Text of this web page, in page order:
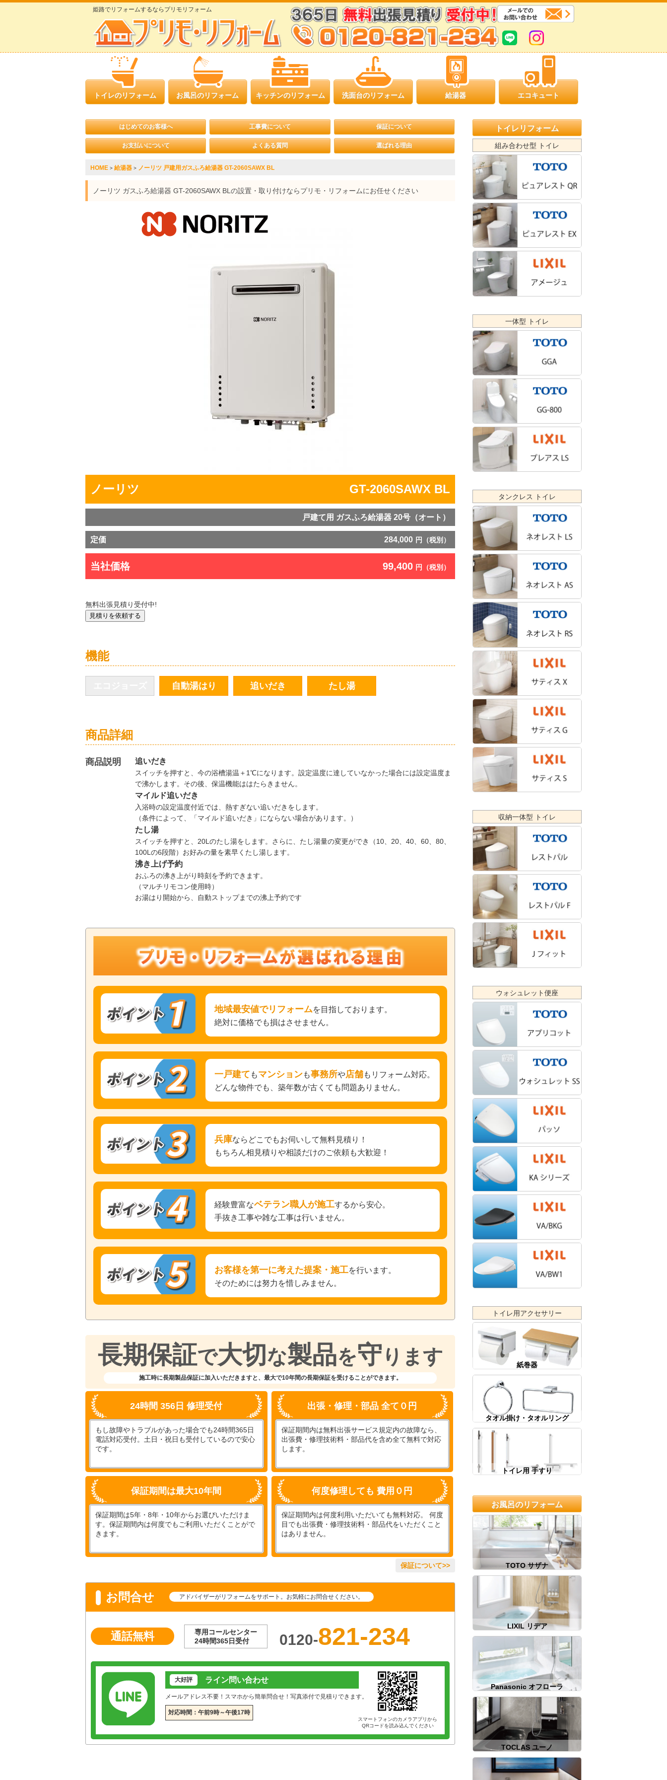
姫路でリフォームするならプリモリフォーム
トイレのリフォーム お風呂のリフォーム キッチンのリフォーム 洗面台のリフォーム 給湯器 エコキュート
はじめてのお客様へ 工事費について 保証について
お支払いについて よくある質問 選ばれる理由
HOME > 給湯器 > ノーリツ 戸建用ガスふろ給湯器 GT-2060SAWX BL
ノーリツ ガスふろ給湯器 GT-2060SAWX BLの設置・取り付けならプリモ・リフォームにお任せください
ノーリツ GT-2060SAWX BL
戸建て用 ガスふろ給湯器 20号（オート）
定価 284,000 円（税別）
当社価格 99,400 円（税別）
無料出張見積り受付中!
機能
自動湯はり 追いだき たし湯
商品詳細
商品説明 追いだき
スイッチを押すと、今の浴槽湯温＋1℃になります。設定温度に達していなかった場合には設定温度ま
で沸かします。その後、保温機能ははたらきません。
マイルド追いだき
入浴時の設定温度付近では、熱すぎない追いだきをします。
（条件によって、「マイルド追いだき」にならない場合があります。）
たし湯
スイッチを押すと、20Lのたし湯をします。さらに、たし湯量の変更ができ（10、20、40、60、80、
100Lの6段階）お好みの量を素早くたし湯します。
沸き上げ予約
おふろの沸き上がり時刻を予約できます。
（マルチリモコン使用時）
お湯はり開始から、自動ストップまでの沸上予約です
地域最安値でリフォームを目指しております。
絶対に価格でも損はさせません。
一戸建て もマンションも事務所や店舗もリフォーム対応。
どんな物件でも、築年数が古くても問題ありません。
兵庫ならどこでもお伺いして無料見積り！
もちろん相見積りや相談だけのご依頼も大歓迎！
経験豊富なベテラン職人が施工するから安心。
手抜き工事や雑な工事は行いません。
お客様を第一に考えた提案・施工を行います。
そのためには努力を惜しみません。
長期保証で大切 な製品を守 ります
施工時に長期製品保証に加入いただきますと、 最大で10年間の長期保証を受けることができます。
24時間 356日 修理受付
もし故障やトラブルがあった場合でも24時間365日
電話対応受付。土日・祝日も受付しているので安心
です。
出張・修理・部品 全て０円
保証期間内は無料出張サービス規定内の故障なら、
出張費・修理技術料・部品代を含め全て無料で対応
します。
保証期間は最大10年間
保証期間は5年・8年・10年からお選びいただけま
す。保証期間内は何度でもご利用いただくことがで
きます。
何度修理しても 費用０円
保証期間内は何度利用いただいても無料対応。 何度
目でも出張費・修理技術料・部品代をいただくこと
はありません。
保証について>>
お問合せ アドバイザーがリフォームをサポート。お気軽にお問合せください。
通話無料
専用コールセンター
24時間365日受付
0120-821-234
大好評 ライン問い合わせ
メールアドレス不要！スマホから簡単問合せ！写真添付で見積りできます。
対応時間：午前9時～午後17時
スマートフォンのカメラアプリから
QRコードを読み込んでください
トイレリフォーム
組み合わせ型 トイレ
一体型 トイレ
タンクレス トイレ
収納一体型 トイレ
ウォシュレット便座
トイレ用アクセサリー
紙巻器
タオル掛け・タオルリング
トイレ用 手すり
お風呂のリフォーム
TOTO サザナ
LIXIL リデア
Panasonic オフローラ
TOCLAS ユーノ